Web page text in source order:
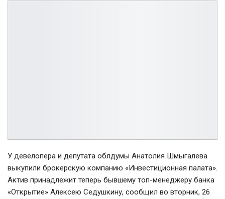
У девелопера и депутата облдумы Анатолия Шмыгалева
выкупили брокерскую компанию «Инвестиционная палата».
Актив принадлежит теперь бывшему топ-менеджеру банка
«Открытие» Алексею Седушкину, сообщил во вторник, 26